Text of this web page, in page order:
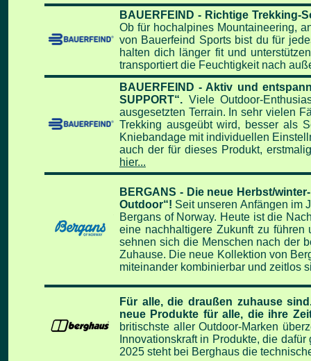
BAUERFEIND - Richtige
Ob für hochalpines Mountaineering,
von Bauerfeind Sports bist du für
halten dich länger fit und
transportiert die Feuchtigkeit nach
BAUERFEIND - Aktiv und
SUPPORT“. Viele Outdoor-
ausgesetzten Terrain. In sehr vielen
Trekking ausgeübt wird, besser als
Kniebandage mit individuellen
auch der für dieses Produkt,
hier...
BERGANS - Die neue Herbst/
Outdoor“! Seit unseren Anfängen im
Bergans of Norway. Heute ist die
eine nachhaltigere Zukunft zu
sehnen sich die Menschen nach der
Zuhause. Die neue Kollektion von
miteinander kombinierbar und zeitlos
Für alle, die draußen zuhause
neue Produkte für alle, die ihre
britischste aller Outdoor-Marken
Innovationskraft in Produkte, die
2025 steht bei Berghaus die